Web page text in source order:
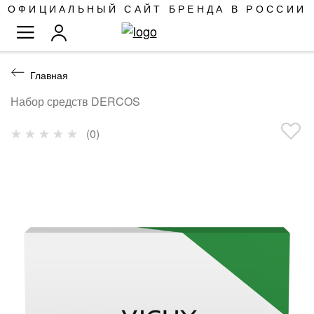
SKIP
TO
CONTENT
ОФИЦИАЛЬНЫЙ САЙТ БРЕНДА В РОССИИ
Главная
Набор средств DERCOS
Рейтинг:
(0)